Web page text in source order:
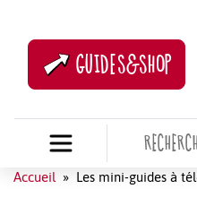
GUIDES&SHOP
Accueil » Les mini-guides à